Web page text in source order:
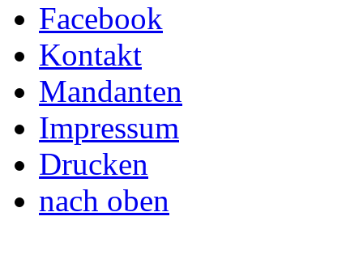
Facebook
Kontakt
Mandanten
Impressum
Drucken
nach oben